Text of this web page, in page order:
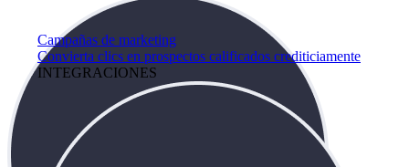
Campañas de marketing
Convierta clics en prospectos calificados crediticiamente
INTEGRACIONES